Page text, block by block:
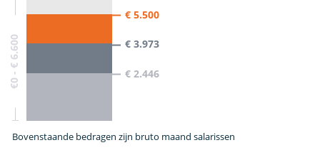
€0 - € 6.600
€ 5.500
€ 3.973
€ 2.446
Bovenstaande bedragen zijn bruto maand salarissen